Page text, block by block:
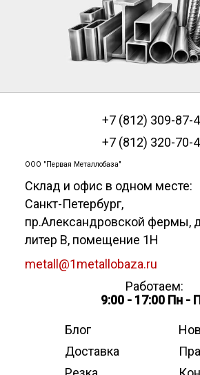
+7 (812) 309-87-
+7 (812) 320-70-
ООО "Первая Металлобаза"
Склад и офис в одном месте:
Санкт-Петербург,
пр.Александровской фермы,
литер В, помещение 1Н
metall@1metallobaza.ru
Работаем:
9:00 - 17:00 Пн -
Блог
Доставка